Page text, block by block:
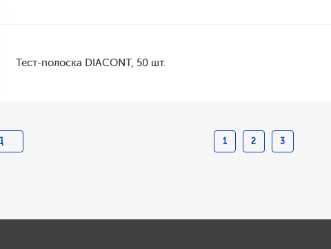
Тест-полоска DIACONT, 50 шт.
1 2 3